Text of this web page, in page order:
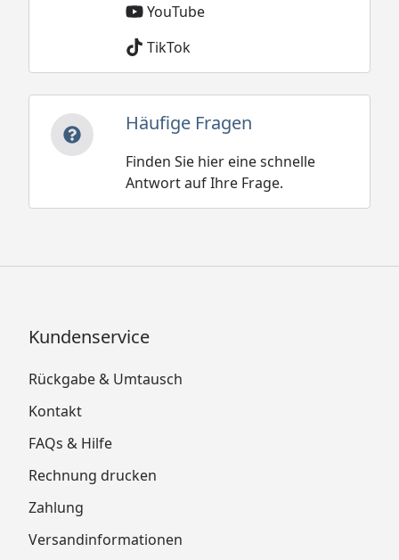
YouTube
TikTok
Häufige Fragen
Finden Sie hier eine schnelle
Antwort auf Ihre Frage.
Kundenservice
Rückgabe & Umtausch
Kontakt
FAQs & Hilfe
Rechnung drucken
Zahlung
Versandinformationen